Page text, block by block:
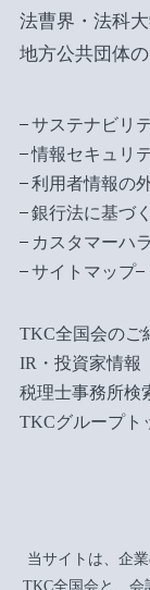
法曹界・法科
地方公共団体
サステナビリ
情報セキュリ
利用者情報の
銀行法に基づ
カスタマーハ
サイトマップ
TKC全国会のご
IR・投資家情報
税理士事務所検
TKCグループト
当サイトは、企
TKC全国会と、会